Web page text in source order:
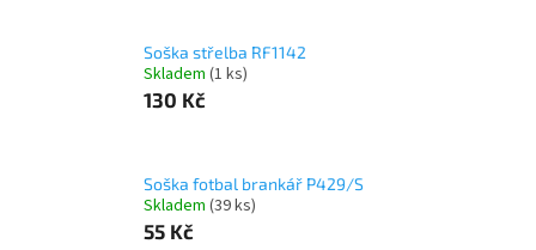
Soška střelba RF1142
Skladem (1 ks)
130 Kč
Soška fotbal brankář P429/S
Skladem (39 ks)
55 Kč